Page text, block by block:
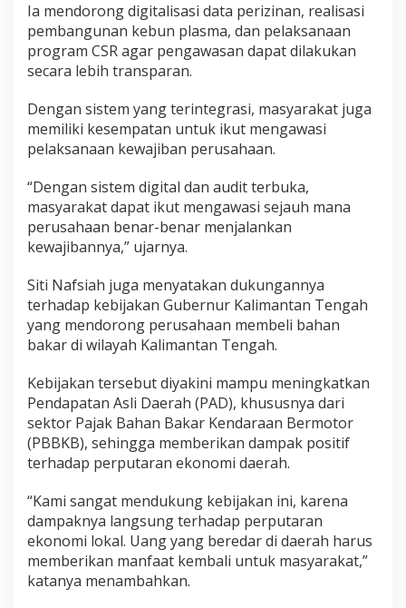
Ia mendorong digitalisasi data perizinan, realisasi
pembangunan kebun plasma, dan pelaksanaan
program CSR agar pengawasan dapat dilakukan
secara lebih transparan.
Dengan sistem yang terintegrasi, masyarakat juga
memiliki kesempatan untuk ikut mengawasi
pelaksanaan kewajiban perusahaan.
“Dengan sistem digital dan audit terbuka,
masyarakat dapat ikut mengawasi sejauh mana
perusahaan benar-benar menjalankan
kewajibannya,” ujarnya.
Siti Nafsiah juga menyatakan dukungannya
terhadap kebijakan Gubernur Kalimantan Tengah
yang mendorong perusahaan membeli bahan
bakar di wilayah Kalimantan Tengah.
Kebijakan tersebut diyakini mampu meningkatkan
Pendapatan Asli Daerah (PAD), khususnya dari
sektor Pajak Bahan Bakar Kendaraan Bermotor
(PBBKB), sehingga memberikan dampak positif
terhadap perputaran ekonomi daerah.
“Kami sangat mendukung kebijakan ini, karena
dampaknya langsung terhadap perputaran
ekonomi lokal. Uang yang beredar di daerah harus
memberikan manfaat kembali untuk masyarakat,”
katanya menambahkan.